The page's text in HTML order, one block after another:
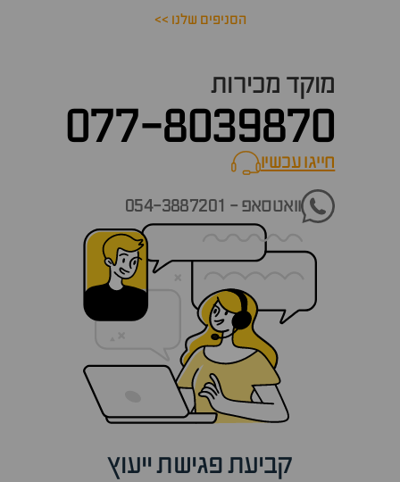
הסניפים שלנו >>
מוקד מכירות
077-8039870
חייגו עכשיוcall now
וואטסאפ - 054-3887201
קביעת פגישת ייעוץ